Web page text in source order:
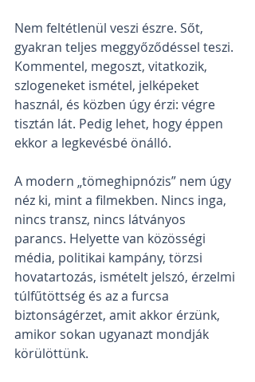
Nem feltétlenül veszi észre. Sőt,
gyakran teljes meggyőződéssel teszi.
Kommentel, megoszt, vitatkozik,
szlogeneket ismétel, jelképeket
használ, és közben úgy érzi: végre
tisztán lát. Pedig lehet, hogy éppen
ekkor a legkevésbé önálló.
A modern „tömeghipnózis” nem úgy
néz ki, mint a filmekben. Nincs inga,
nincs transz, nincs látványos
parancs. Helyette van közösségi
média, politikai kampány, törzsi
hovatartozás, ismételt jelszó, érzelmi
túlfűtöttség és az a furcsa
biztonságérzet, amit akkor érzünk,
amikor sokan ugyanazt mondják
körülöttünk.